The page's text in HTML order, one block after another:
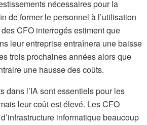
nécessaires pour la
de former le personnel à l’utilisation
CFO interrogés estiment que
leur entreprise entraînera une baisse
trois prochaines années alors que
une hausse des coûts.
dans l’IA sont essentiels pour les
leur coût est élevé. Les CFO
informatique beaucoup